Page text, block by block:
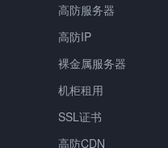
高防服务器
高防IP
裸金属服务器
机柜租用
SSL证书
高防CDN